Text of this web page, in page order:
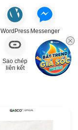
WordPress Messenger
Sao chép
liên kết